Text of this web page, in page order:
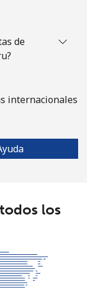
de
internacionales
los